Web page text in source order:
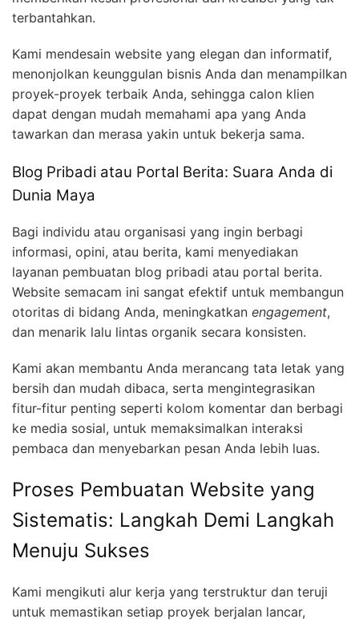
terbantahkan.
Kami mendesain website yang elegan dan informatif,
menonjolkan keunggulan bisnis Anda dan menampilkan
proyek-proyek terbaik Anda, sehingga calon klien
dapat dengan mudah memahami apa yang Anda
tawarkan dan merasa yakin untuk bekerja sama.
Blog Pribadi atau Portal Berita: Suara Anda di
Dunia Maya
Bagi individu atau organisasi yang ingin berbagi
informasi, opini, atau berita, kami menyediakan
layanan pembuatan blog pribadi atau portal berita.
Website semacam ini sangat efektif untuk membangun
otoritas di bidang Anda, meningkatkan engagement,
dan menarik lalu lintas organik secara konsisten.
Kami akan membantu Anda merancang tata letak yang
bersih dan mudah dibaca, serta mengintegrasikan
fitur-fitur penting seperti kolom komentar dan berbagi
ke media sosial, untuk memaksimalkan interaksi
pembaca dan menyebarkan pesan Anda lebih luas.
Proses Pembuatan Website yang
Sistematis: Langkah Demi Langkah
Menuju Sukses
Kami mengikuti alur kerja yang terstruktur dan teruji
untuk memastikan setiap proyek berjalan lancar,